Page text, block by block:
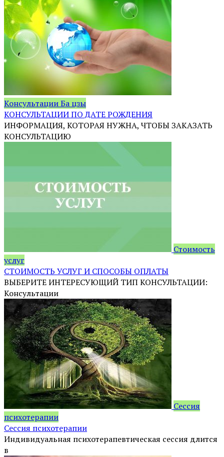
Консультации Ба цзы
КОНСУЛЬТАЦИИ ПО ДАТЕ РОЖДЕНИЯ
ИНФОРМАЦИЯ, КОТОРАЯ НУЖНА, ЧТОБЫ ЗАКАЗАТЬ
КОНСУЛЬТАЦИЮ
Стоимость
услуг
СТОИМОСТЬ УСЛУГ И СПОСОБЫ ОПЛАТЫ
ВЫБЕРИТЕ ИНТЕРЕСУЮЩИЙ ТИП КОНСУЛЬТАЦИИ:
Консультации
Сессия
психотерапии
Сессия психотерапии
Индивидуальная психотерапевтическая сессия длится
в